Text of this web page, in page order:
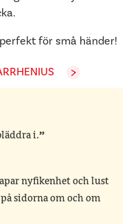
för små händer!
i.
nyfikenhet och lust
sidorna om och om